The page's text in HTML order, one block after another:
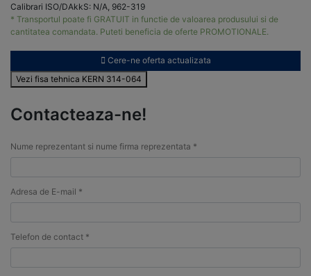
Calibrari ISO/DAkkS: N/A, 962-319
* Transportul poate fi GRATUIT in functie de valoarea produsului si de
cantitatea comandata. Puteti beneficia de oferte PROMOTIONALE.
Cere-ne oferta actualizata
Vezi fisa tehnica KERN 314-064
Contacteaza-ne!
Nume reprezentant si nume firma reprezentata *
Adresa de E-mail *
Telefon de contact *